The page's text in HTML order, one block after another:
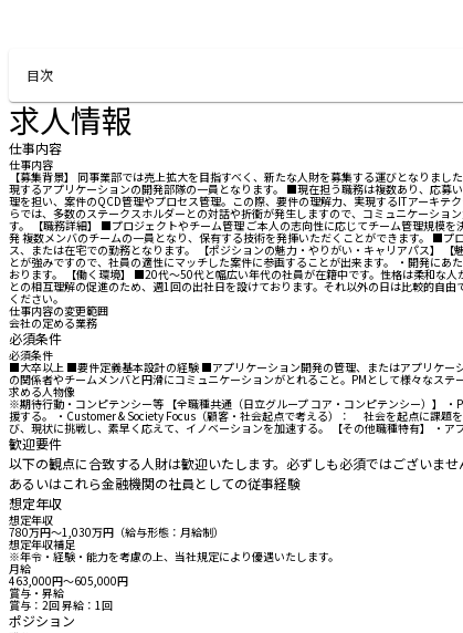
目次
求人情報
仕事内容
仕事内容
【募集背景】 同事業部では売上拡大を目指すべく、新たな人財を募集する運びとなりま
現するアプリケーションの開発部隊の一員となります。 ■現在担う職務は複数あり、応
理を担い、案件のQCD管理やプロセス管理。この際、要件の理解力、実現するITアーキ
らでは、多数のステークスホルダーとの対話や折衝が発生しますので、コミュニケーシ
す。 【職務詳細】 ■プロジェクトやチーム管理 ご本人の志向性に応じてチーム管理規模
発 複数メンバのチームの一員となり、保有する技術を発揮いただくことができます。 ■
ス、または在宅での勤務となります。 【ポジションの魅力・やりがい・キャリアパス】
とが強みですので、社員の適性にマッチした案件に参画することが出来ます。 ・開発に
おります。 【働く環境】 ■20代～50代と幅広い年代の社員が在籍中です。性格は柔和な
との相互理解の促進のため、週1回の出社日を設けております。それ以外の日は比較的自
ください。
仕事内容の変更範囲
会社の定める業務
必須条件
必須条件
■大卒以上 ■要件定義基本設計の経験 ■アプリケーション開発の管理、またはアプリケー
の関係者やチームメンバと円滑にコミュニケーションがとれること。PMとして様々なス
求める人物像
※期待行動・コンピテンシー等 【全職種共通（日立グループ コア・コンピテンシー）】
援する。 ・Customer & Society Focus（顧客・社会起点で考える）： 社会を起点に課
び、現状に挑戦し、素早く応えて、イノベーションを加速する。 【その他職種特有】 ・
歓迎要件
以下の観点に合致する人財は歓迎いたします。必ずしも必須ではございま
あるいはこれら金融機関の社員としての従事経験
想定年収
想定年収
780万円〜1,030万円（給与形態：月給制）
想定年収補足
※年令・経験・能力を考慮の上、当社規定により優遇いたします。
月給
463,000円〜605,000円
賞与・昇給
賞与：2回 昇給：1回
ポジション